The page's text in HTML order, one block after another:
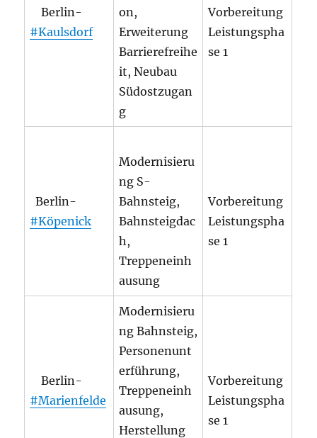
Berlin-
#Kaulsdorf
on,
Erweiterung
Barrierefreihe
it, Neubau
Südostzugan
g
Vorbereitung
Leistungspha
se 1
Berlin-
#Köpenick
Modernisieru
ng S-
Bahnsteig,
Bahnsteigdac
h,
Treppeneinh
ausung
Vorbereitung
Leistungspha
se 1
Berlin-
#Marienfelde
Modernisieru
ng Bahnsteig,
Personenunt
erführung,
Treppeneinh
ausung,
Herstellung
Vorbereitung
Leistungspha
se 1